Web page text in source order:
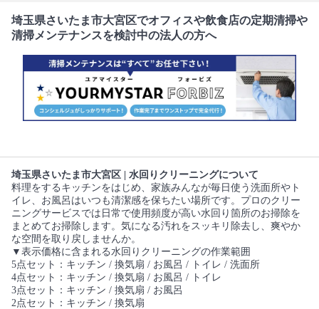
埼玉県さいたま市大宮区でオフィスや飲食店の定期清掃や
清掃メンテナンスを検討中の法人の方へ
埼玉県さいたま市大宮区 | 水回りクリーニングについて
料理をするキッチンをはじめ、家族みんなが毎日使う洗面所やト
イレ、お風呂はいつも清潔感を保ちたい場所です。プロのクリー
ニングサービスでは日常で使用頻度が高い水回り箇所のお掃除を
まとめてお掃除します。気になる汚れをスッキリ除去し、爽やか
な空間を取り戻しませんか。
▼表示価格に含まれる水回りクリーニングの作業範囲
5点セット：キッチン / 換気扇 / お風呂 / トイレ / 洗面所
4点セット：キッチン / 換気扇 / お風呂 / トイレ
3点セット：キッチン / 換気扇 / お風呂
2点セット：キッチン / 換気扇